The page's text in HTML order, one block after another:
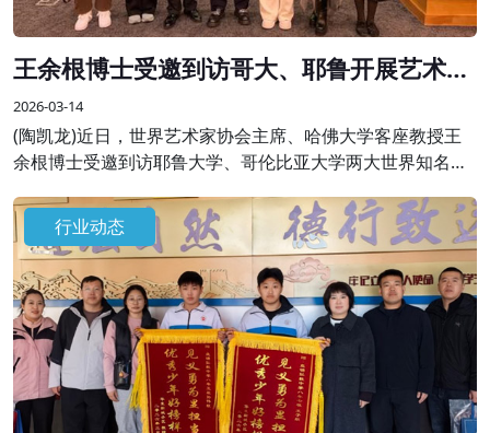
王余根博士受邀到访哥大、耶鲁开展艺术学
术交流
2026-03-14
(陶凯龙)近日，世界艺术家协会主席、哈佛大学客座教授王
余根博士受邀到访耶鲁大学、哥伦比亚大学两大世界知名高
际各界嘉宾的热烈欢迎。
行业动态